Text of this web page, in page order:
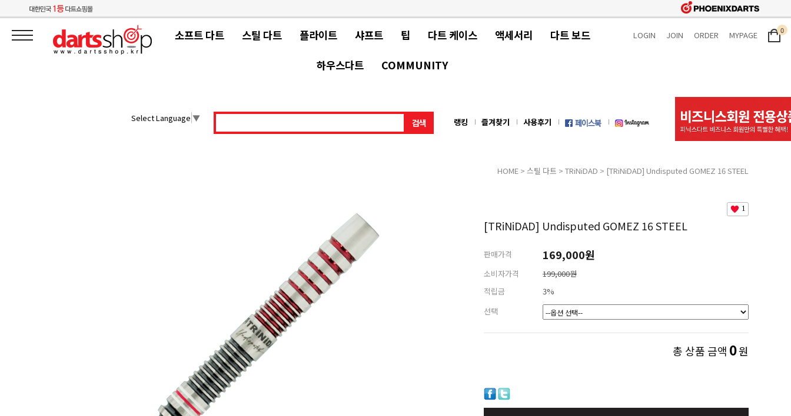
소프트 다트 스틸 다트 플라이트 샤프트 팁 다트 케이스 액세서리 다트 보드
하우스다트 COMMUNITY
LOGIN JOIN ORDER MYPAGE 0
Select Language ▼ 랭킹 즐겨찾기 사용후기
HOME > 스틸 다트 > TRiNiDAD > [TRiNiDAD] Undisputed GOMEZ 16 STEEL
1
[TRiNiDAD] Undisputed GOMEZ 16 STEEL
판매가격 169,000원
소비자가격
199,000원
적립금
3%
선택
총 상품 금액 0원